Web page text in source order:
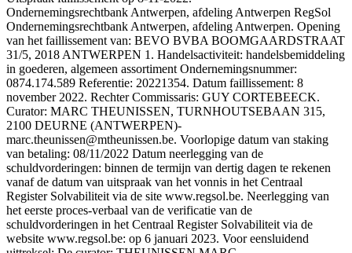
Ondernemingsrechtbank Antwerpen, afdeling Antwerpen RegSol
Ondernemingsrechtbank Antwerpen, afdeling Antwerpen. Opening
van het faillissement van: BEVO BVBA BOOMGAARDSTRAAT
31/5, 2018 ANTWERPEN 1. Handelsactiviteit: handelsbemiddeling
in goederen, algemeen assortiment Ondernemingsnummer:
0874.174.589 Referentie: 20221354. Datum faillissement: 8
november 2022. Rechter Commissaris: GUY CORTEBEECK.
Curator: MARC THEUNISSEN, TURNHOUTSEBAAN 315,
2100 DEURNE (ANTWERPEN)-
marc.theunissen@mtheunissen.be. Voorlopige datum van staking
van betaling: 08/11/2022 Datum neerlegging van de
schuldvorderingen: binnen de termijn van dertig dagen te rekenen
vanaf de datum van uitspraak van het vonnis in het Centraal
Register Solvabiliteit via de site www.regsol.be. Neerlegging van
het eerste proces-verbaal van de verificatie van de
schuldvorderingen in het Centraal Register Solvabiliteit via de
website www.regsol.be: op 6 januari 2023. Voor eensluidend